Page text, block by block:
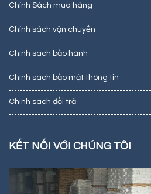
Chính Sách mua hàng
Chính sách vận chuyển
Chính sách bảo hành
Chính sách bảo mật thông tin
Chính sách đổi trả
KẾT NỐI VỚI CHÚNG TÔI